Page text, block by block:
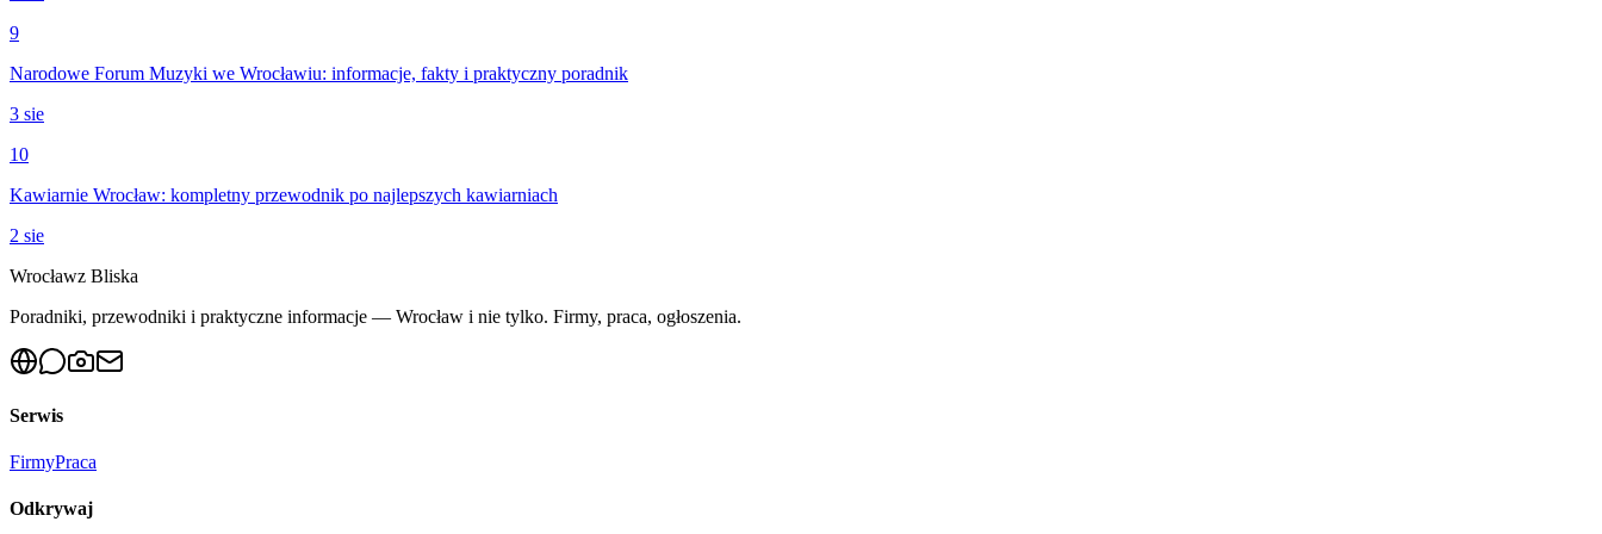
9
Narodowe Forum Muzyki we Wrocławiu: informacje, fakty i praktyczny poradnik
3 sie
10
Kawiarnie Wrocław: kompletny przewodnik po najlepszych kawiarniach
2 sie
Wrocławz Bliska
Poradniki, przewodniki i praktyczne informacje — Wrocław i nie tylko. Firmy, praca, ogłoszenia.
Serwis
FirmyPraca
Odkrywaj